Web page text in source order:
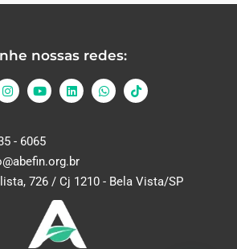
nossas redes:
- 6065
726 / Cj 1210 - Bela Vista/SP